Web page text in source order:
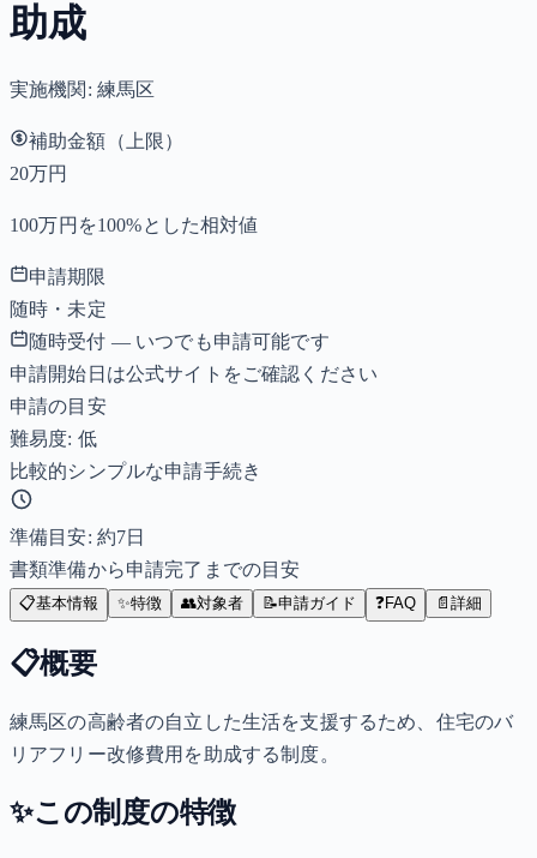
助成
実施機関: 練馬区
補助金額（上限）
20万円
100万円を100%とした相対値
申請期限
随時・未定
随時受付 — いつでも申請可能です
申請開始日は公式サイトをご確認ください
申請の目安
難易度: 低
比較的シンプルな申請手続き
準備目安: 約7日
書類準備から申請完了までの目安
📋基本情報 ✨特徴 👥対象者 📝申請ガイド ❓FAQ 📄 詳細
📋概要
練馬区の高齢者の自立した生活を支援するため、住宅のバ
リアフリー改修費用を助成する制度。
✨この制度の特徴